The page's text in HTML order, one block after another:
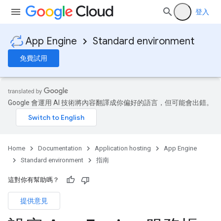
登入
App Engine Standard environment
免費試用
Google 會運用 AI 技術將內容翻譯成你偏好的語言，但可能會出錯。
Home Documentation Application hosting
App Engine
Standard environment
指南
這對你有幫助嗎？
提供意見